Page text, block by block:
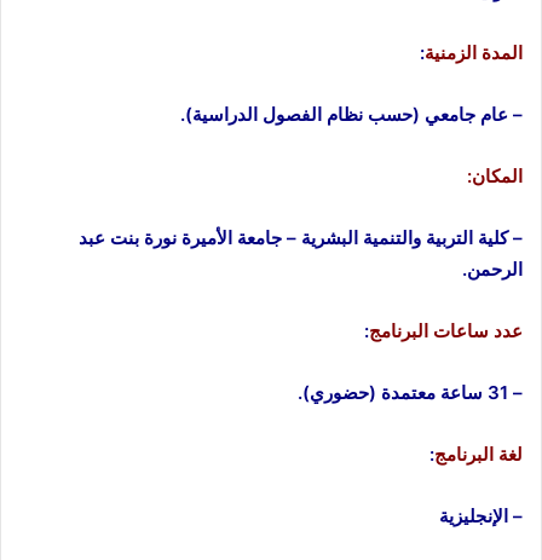
المدة الزمنية:
– عام جامعي (حسب نظام الفصول الدراسية).
المكان:
– كلية التربية والتنمية البشرية – جامعة الأميرة نورة بنت عبد
الرحمن.
عدد ساعات البرنامج:
– 31 ساعة معتمدة (حضوري).
لغة البرنامج:
– الإنجليزية